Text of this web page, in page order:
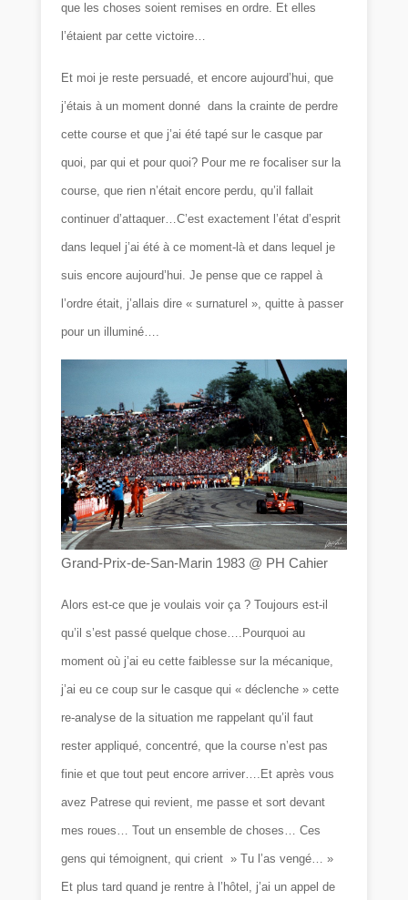
que les choses soient remises en ordre. Et elles
l’étaient par cette victoire…
Et moi je reste persuadé, et encore aujourd’hui, que
j’étais à un moment donné dans la crainte de perdre
cette course et que j’ai été tapé sur le casque par
quoi, par qui et pour quoi? Pour me re focaliser sur la
course, que rien n’était encore perdu, qu’il fallait
continuer d’attaquer…C’est exactement l’état d’esprit
dans lequel j’ai été à ce moment-là et dans lequel je
suis encore aujourd’hui. Je pense que ce rappel à
l’ordre était, j’allais dire « surnaturel », quitte à passer
pour un illuminé….
Grand-Prix-de-San-Marin 1983 @ PH Cahier
Alors est-ce que je voulais voir ça ? Toujours est-il
qu’il s’est passé quelque chose….Pourquoi au
moment où j’ai eu cette faiblesse sur la mécanique,
j’ai eu ce coup sur le casque qui « déclenche » cette
re-analyse de la situation me rappelant qu’il faut
rester appliqué, concentré, que la course n’est pas
finie et que tout peut encore arriver….Et après vous
avez Patrese qui revient, me passe et sort devant
mes roues… Tout un ensemble de choses… Ces
gens qui témoignent, qui crient » Tu l’as vengé… »
Et plus tard quand je rentre à l’hôtel, j’ai un appel de